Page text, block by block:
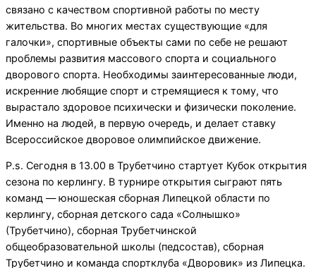
связано с качеством спортивной работы по месту
жительства. Во многих местах существующие «для
галочки», спортивные объекты сами по себе не решают
проблемы развития массового спорта и социального
дворового спорта. Необходимы заинтересованные люди,
искренние любящие спорт и стремящиеся к тому, что
вырастало здоровое психически и физически поколение.
Именно на людей, в первую очередь, и делает ставку
Всероссийское дворовое олимпийское движение.
P.s. Сегодня в 13.00 в Трубетчино стартует Кубок открытия
сезона по керлингу. В турнире открытия сыграют пять
команд — юношеская сборная Липецкой области по
керлингу, сборная детского сада «Солнышко»
(Трубетчино), сборная Трубетчинской
общеобразовательной школы (педсостав), сборная
Трубетчино и команда спортклуба «Дворовик» из Липецка.